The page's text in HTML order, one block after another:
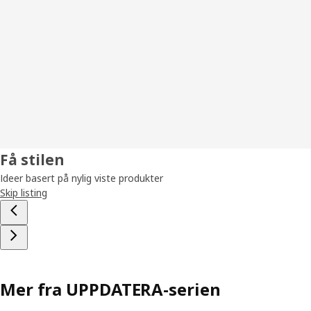
Få stilen
Ideer basert på nylig viste produkter
Skip listing
Mer fra UPPDATERA-serien